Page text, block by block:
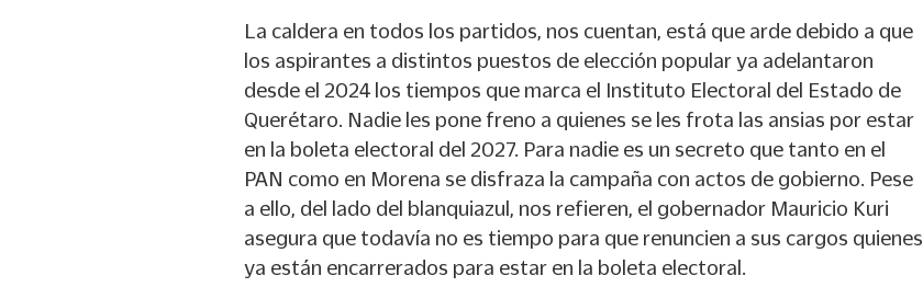
La caldera en todos los partidos, nos cuentan, está que arde debido a que
los aspirantes a distintos puestos de elección popular ya adelantaron
desde el 2024 los tiempos que marca el Instituto Electoral del Estado de
Querétaro. Nadie les pone freno a quienes se les frota las ansias por estar
en la boleta electoral del 2027. Para nadie es un secreto que tanto en el
PAN como en Morena se disfraza la campaña con actos de gobierno. Pese
a ello, del lado del blanquiazul, nos refieren, el gobernador Mauricio Kuri
asegura que todavía no es tiempo para que renuncien a sus cargos quienes
ya están encarrerados para estar en la boleta electoral.